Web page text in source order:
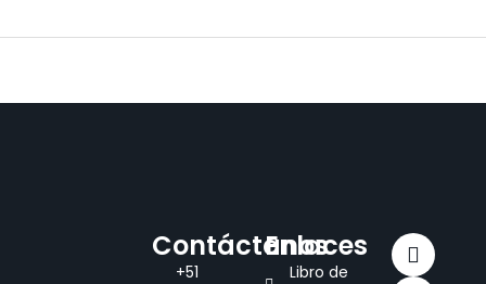
Contáctanos
+51
Enlaces
Libro de